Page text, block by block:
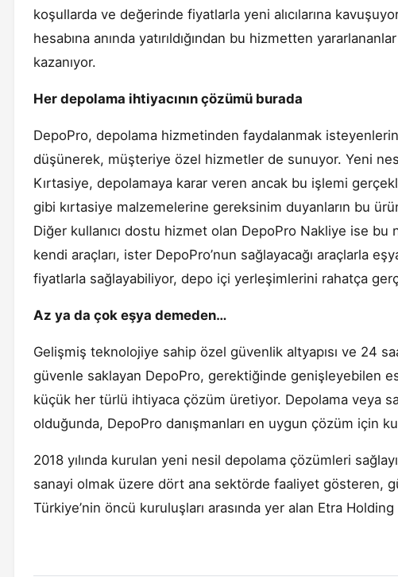
koşullarda ve değerinde fiyatlarla yeni alıcılarına
hesabına anında yatırıldığından bu hizmetten
kazanıyor.
Her depolama ihtiyacının çözümü burada
DepoPro, depolama hizmetinden faydalanmak
düşünerek, müşteriye özel hizmetler de sunuyor. Yeni
Kırtasiye, depolamaya karar veren ancak bu işlemi
gibi kırtasiye malzemelerine gereksinim duyanların bu
Diğer kullanıcı dostu hizmet olan DepoPro Nakliye ise bu
kendi araçları, ister DepoPro’nun sağlayacağı araçlarla
fiyatlarla sağlayabiliyor, depo içi yerleşimlerini rahatça
Az ya da çok eşya demeden…
Gelişmiş teknolojiye sahip özel güvenlik altyapısı ve 24
güvenle saklayan DepoPro, gerektiğinde genişleyebilen
küçük her türlü ihtiyaca çözüm üretiyor. Depolama veya
olduğunda, DepoPro danışmanları en uygun çözüm için
2018 yılında kurulan yeni nesil depolama çözümleri
sanayi olmak üzere dört ana sektörde faaliyet gösteren,
Türkiye’nin öncü kuruluşları arasında yer alan Etra